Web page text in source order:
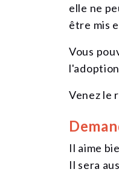
elle ne
être mis
Vous
l'adoption
Venez le
Il aime
Il sera